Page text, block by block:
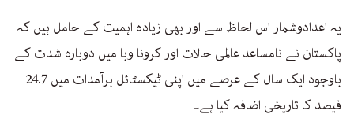
یہ اعدادوشمار اس لحاظ سے اور بھی زیادہ اہمیت کے حامل ہیں کہ
پاکستان نے نامساعد عالمی حالات اور کرونا وبا میں دوبارہ شدت کے
باوجود ایک سال کے عرصے میں اپنی ٹیکسٹائل برآمدات میں 24.7
فیصد کا تاریخی اضافہ کیا ہے۔